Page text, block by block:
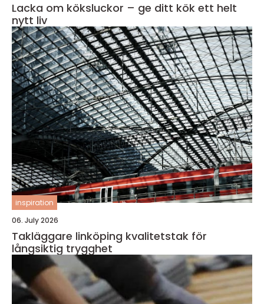
Lacka om köksluckor – ge ditt kök ett helt
nytt liv
inspiration
06. July 2026
Takläggare linköping kvalitetstak för
långsiktig trygghet